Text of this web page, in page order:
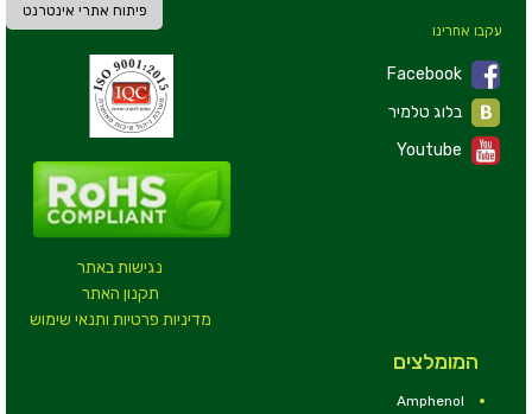
פיתוח אתרי אינטרנט
נגישות באתר
תקנון האתר
מדיניות פרטיות ותנאי שימוש
עקבו אחרינו
Facebook
Youtube
המומלצים
Amphenol